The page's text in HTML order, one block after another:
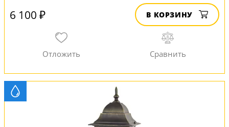
6 100 ₽ В КОРЗИНУ